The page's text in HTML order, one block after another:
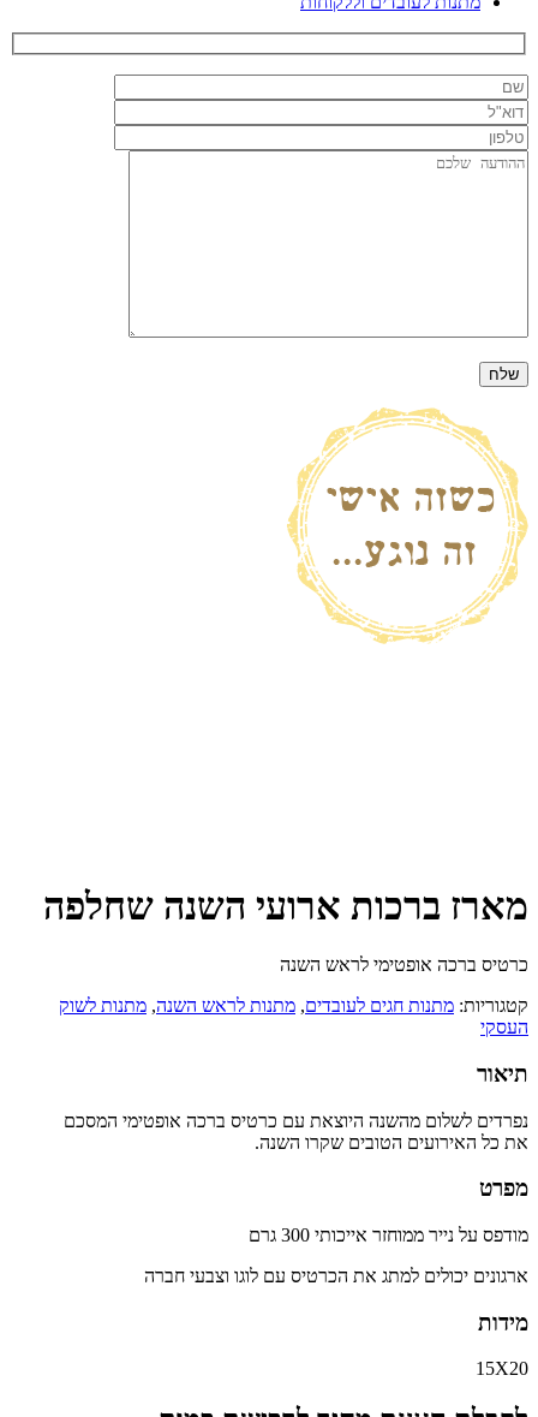
מארז ברכות ארועי השנה שחלפה
כרטיס ברכה אופטימי לראש השנה
קטגוריות: מתנות חגים לעובדים, מתנות לראש השנה, מתנות לשוק
העסקי
תיאור
נפרדים לשלום מהשנה היוצאת עם כרטיס ברכה אופטימי המסכם
את כל האירועים הטובים שקרו השנה.
מפרט
מודפס על נייר ממוחזר אייכותי 300 גרם
ארגונים יכולים למתג את הכרטיס עם לוגו וצבעי חברה
מידות
15X20